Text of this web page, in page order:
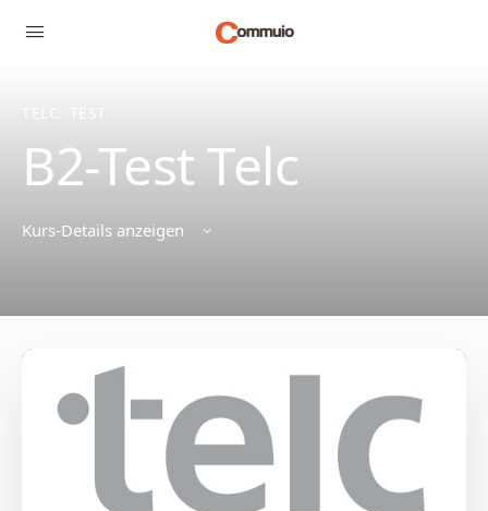
B2-Test Telc
Kurs-Details anzeigen